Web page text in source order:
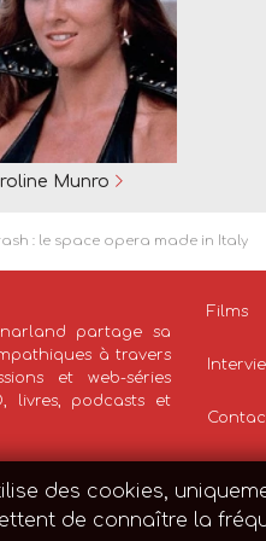
Munro
: le space opera made in Italy
partage sa
à travers
et web-séries
livres, podcasts et
Films
des cookies,
de connaître la